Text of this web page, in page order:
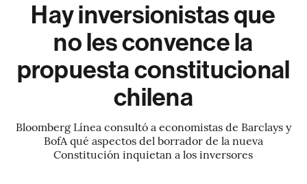
Hay inversionistas que
no les convence la
propuesta constitucional
chilena
Bloomberg Línea consultó a economistas de Barclays y
BofA qué aspectos del borrador de la nueva
Constitución inquietan a los inversores